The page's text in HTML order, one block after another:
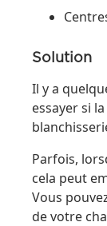
Solution
Il y a
essayer si
Parfois,
cela peut
Vous
de votre